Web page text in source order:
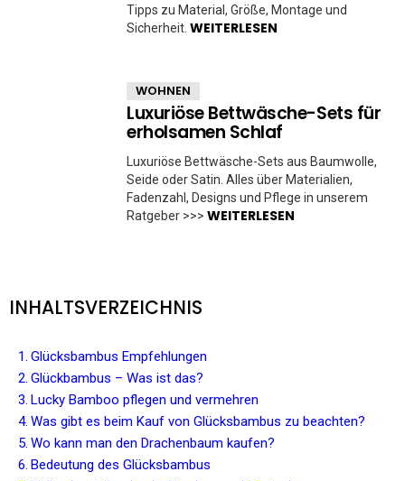
Tipps zu Material, Größe, Montage und
Sicherheit. WEITERLESEN
WOHNEN
Luxuriöse Bettwäsche-Sets für
erholsamen Schlaf
Luxuriöse Bettwäsche-Sets aus Baumwolle,
Seide oder Satin. Alles über Materialien,
Fadenzahl, Designs und Pflege in unserem
Ratgeber >>> WEITERLESEN
INHALTSVERZEICHNIS
Glücksbambus Empfehlungen
Glückbambus – Was ist das?
Lucky Bamboo pflegen und vermehren
Was gibt es beim Kauf von Glücksbambus zu beachten?
Wo kann man den Drachenbaum kaufen?
Bedeutung des Glücksbambus